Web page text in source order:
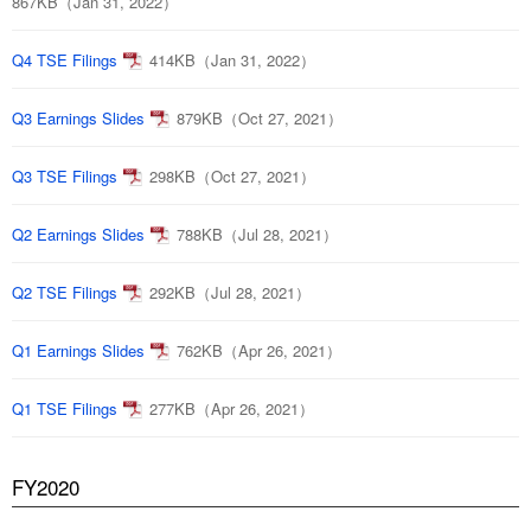
Q4 TSE Filings 414KB（Jan 31, 2022）
Q3 Earnings Slides 879KB（Oct 27, 2021）
Q3 TSE Filings 298KB（Oct 27, 2021）
Q2 Earnings Slides 788KB（Jul 28, 2021）
Q2 TSE Filings 292KB（Jul 28, 2021）
Q1 Earnings Slides 762KB（Apr 26, 2021）
Q1 TSE Filings 277KB（Apr 26, 2021）
FY2020